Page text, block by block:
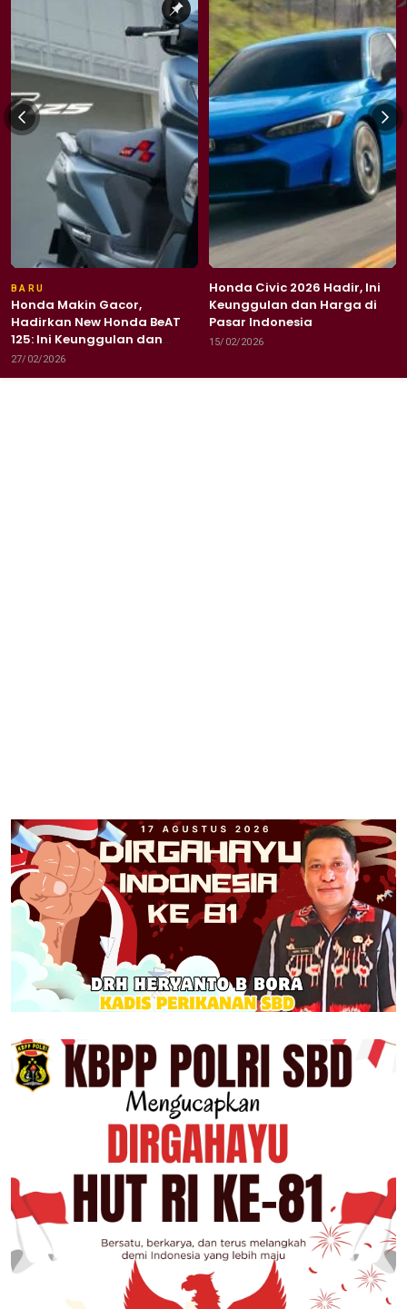
BARU
Honda Makin Gacor,
Hadirkan New Honda BeAT
125: Ini Keunggulan dan
Harga Terbaru
27/02/2026
Honda Civic 2026 Hadir, Ini
Keunggulan dan Harga di
Pasar Indonesia
15/02/2026